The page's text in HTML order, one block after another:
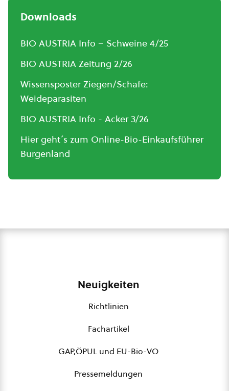
Downloads
BIO AUSTRIA Info – Schweine 4/25
BIO AUSTRIA Zeitung 2/26
Wissensposter Ziegen/Schafe:
Weideparasiten
BIO AUSTRIA Info - Acker 3/26
Hier geht´s zum Online-Bio-Einkaufsführer
Burgenland
Neuigkeiten
Richtlinien
Fachartikel
GAP,ÖPUL und EU-Bio-VO
Pressemeldungen